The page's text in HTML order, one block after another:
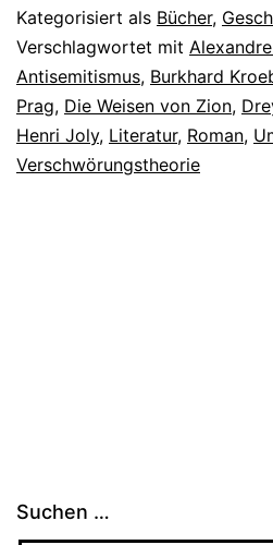
Kategorisiert als Bücher,
Verschlagwortet mit
Antisemitismus, Burkhard
Prag, Die Weisen von Zion,
Henri Joly, Literatur, Roman,
Verschwörungstheorie
Suchen …